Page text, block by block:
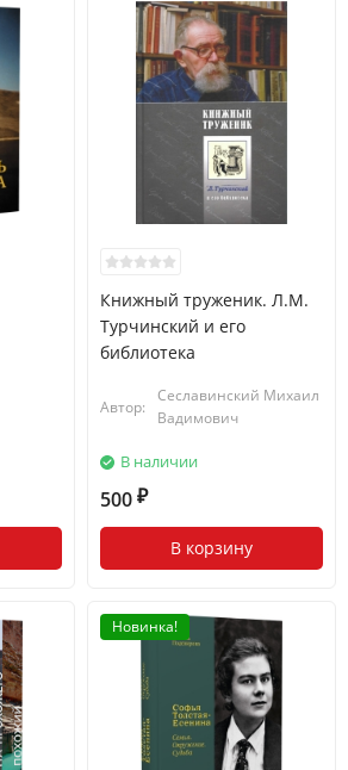
Книжный труженик. Л.М.
Турчинский и его
библиотека
Автор:
Сеславинский Михаил
Вадимович
В наличии
500 ₽
В корзину
Новинка!